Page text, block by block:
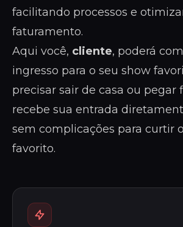
facilitando processos e
faturamento.
Aqui você, cliente, poderá
ingresso para o seu show
precisar sair de casa ou pegar
recebe sua entrada
sem complicações para curtir
favorito.